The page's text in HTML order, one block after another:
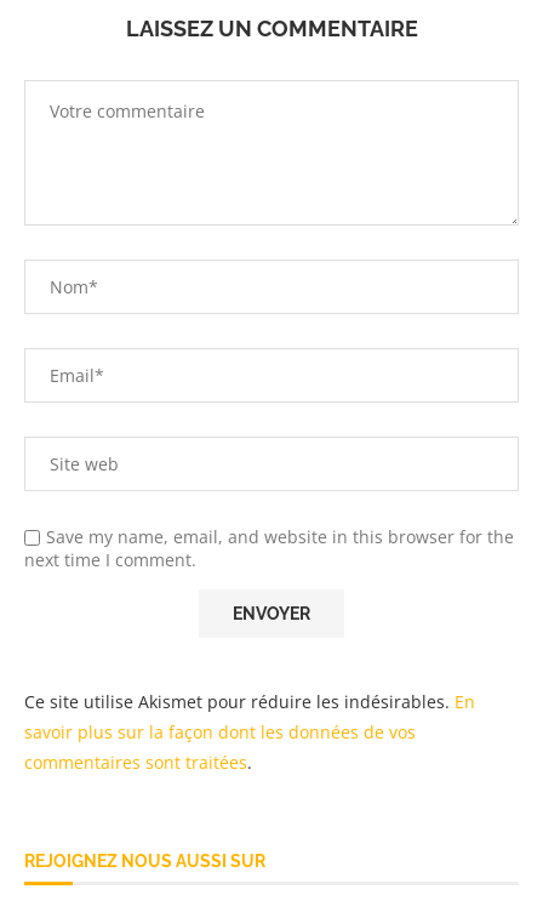
LAISSEZ UN COMMENTAIRE
Save my name, email, and website in this browser for the
next time I comment.
Ce site utilise Akismet pour réduire les indésirables. En
savoir plus sur la façon dont les données de vos
commentaires sont traitées.
REJOIGNEZ NOUS AUSSI SUR